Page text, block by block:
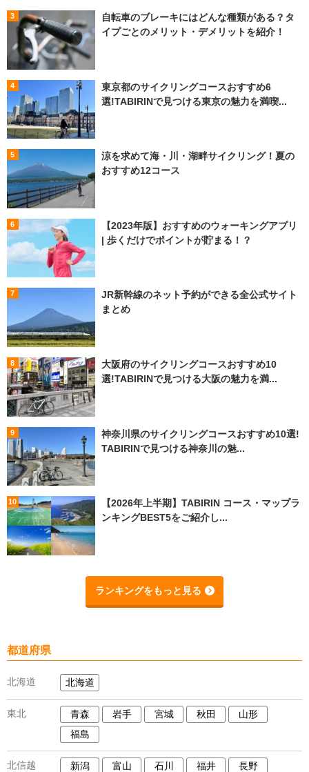
自転車のブレーキにはどんな種類がある？タ
イプごとのメリット・デメリットを紹介！
東京都のサイクリングコースおすすめ6
選!TABIRINで見つける東京の魅力を満喫...
涼を求めて海・川・湖畔サイクリング！夏の
おすすめ12コース
【2023年版】おすすめのウォーキングアプリ
| 歩くだけでポイントが貯まる！？
JR新幹線のネット予約ができる全公式サイト
まとめ
大阪府のサイクリングコースおすすめ10
選!TABIRINで見つける大阪の魅力を満...
神奈川県のサイクリングコースおすすめ10選!
TABIRINで見つける神奈川の魅...
【2026年上半期】TABIRIN コース・マップラ
ンキングBEST5をご紹介し...
ランキングをもっと見る
都道府県
北海道 北海道
東北 青森 岩手 宮城 秋田
山形
福島
北信越 新潟 富山 石川 福井 長野